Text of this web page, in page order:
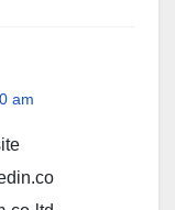
am